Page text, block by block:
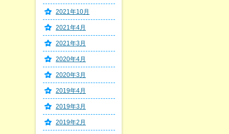
2021年10月
2021年4月
2021年3月
2020年4月
2020年3月
2019年4月
2019年3月
2019年2月